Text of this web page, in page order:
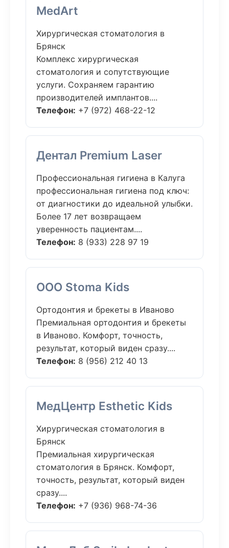
MedArt
Хирургическая стоматология в
Брянск
Комплекс хирургическая
стоматология и сопутствующие
услуги. Сохраняем гарантию
производителей имплантов....
Телефон: +7 (972) 468-22-12
Дентал Premium Laser
Профессиональная гигиена в Калуга
профессиональная гигиена под ключ:
от диагностики до идеальной улыбки.
Более 17 лет возвращаем
уверенность пациентам....
Телефон: 8 (933) 228 97 19
ООО Stoma Kids
Ортодонтия и брекеты в Иваново
Премиальная ортодонтия и брекеты
в Иваново. Комфорт, точность,
результат, который виден сразу....
Телефон: 8 (956) 212 40 13
МедЦентр Esthetic Kids
Хирургическая стоматология в
Брянск
Премиальная хирургическая
стоматология в Брянск. Комфорт,
точность, результат, который виден
сразу....
Телефон: +7 (936) 968-74-36